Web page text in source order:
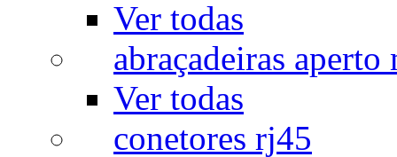
Ver todas
abraçadeiras aperto
Ver todas
conetores rj45